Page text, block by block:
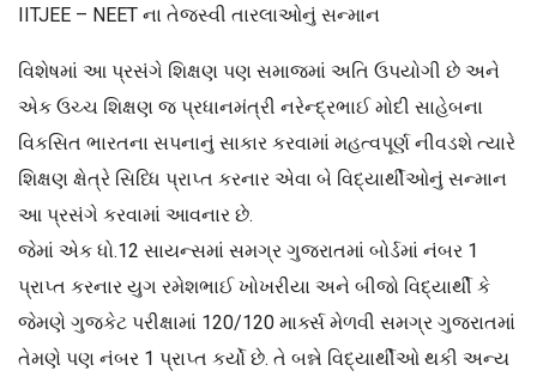
IITJEE – NEET ના તેજસ્વી તારલાઓનું સન્માન
વિશેષમાં આ પ્રસંગે શિક્ષણ પણ સમાજમાં અતિ ઉપયોગી છે અને
એક ઉચ્ચ શિક્ષણ જ પ્રધાનમંત્રી નરેન્દ્રભાઈ મોદી સાહેબના
વિકસિત ભારતના સપનાનું સાકાર કરવામાં મહત્વપૂર્ણ નીવડશે ત્યારે
શિક્ષણ ક્ષેત્રે સિધ્ધિ પ્રાપ્ત કરનાર એવા બે વિદ્યાર્થીઓનું સન્માન
આ પ્રસંગે કરવામાં આવનાર છે.
જેમાં એક ધો.12 સાયન્સમાં સમગ્ર ગુજરાતમાં બોર્ડમાં નંબર 1
પ્રાપ્ત કરનાર યુગ રમેશભાઈ ખોખરીયા અને બીજો વિદ્યાર્થી કે
જેમણે ગુજકેટ પરીક્ષામાં 120/120 માર્ક્સ મેળવી સમગ્ર ગુજરાતમાં
તેમણે પણ નંબર 1 પ્રાપ્ત કર્યો છે. તે બન્ને વિદ્યાર્થીઓ થકી અન્ય